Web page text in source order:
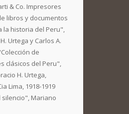
& Co. Impresores
libros y documentos
la historia del Peru",
Urtega y Carlos A.
de
clásicos del Peru",
H. Urtega,
Lima, 1918-1919
silencio", Mariano